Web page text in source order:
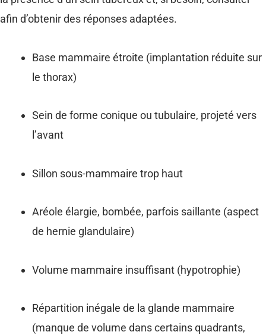
afin d’obtenir des réponses adaptées.
Base mammaire étroite (implantation réduite sur
le thorax)
Sein de forme conique ou tubulaire, projeté vers
l’avant
Sillon sous-mammaire trop haut
Aréole élargie, bombée, parfois saillante (aspect
de hernie glandulaire)
Volume mammaire insuffisant (hypotrophie)
Répartition inégale de la glande mammaire
(manque de volume dans certains quadrants,